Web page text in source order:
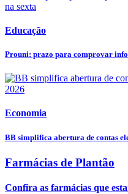
Educação
Prouni: prazo para comprovar
Economia
BB simplifica abertura de contas
Farmácias de Plantão
Confira as farmácias que